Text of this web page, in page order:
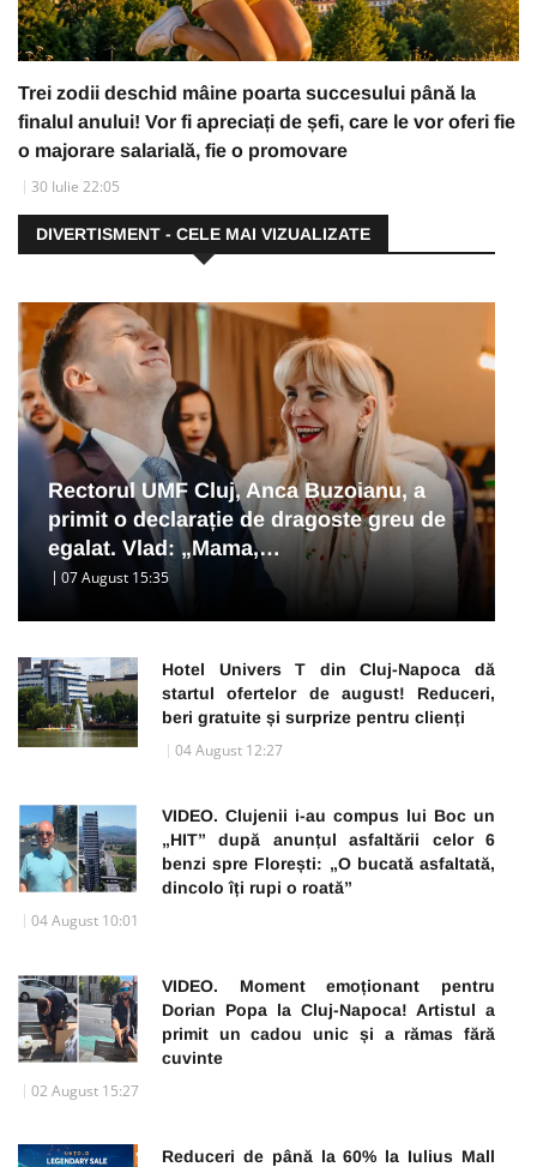
Trei zodii deschid mâine poarta succesului până la
finalul anului! Vor fi apreciați de șefi, care le vor oferi fie
o majorare salarială, fie o promovare
30 Iulie 22:05
DIVERTISMENT - CELE MAI VIZUALIZATE
Rectorul UMF Cluj, Anca Buzoianu, a
primit o declarație de dragoste greu de
egalat. Vlad: „Mama,…
07 August 15:35
Hotel Univers T din Cluj-Napoca dă
startul ofertelor de august! Reduceri,
beri gratuite și surprize pentru clienți
04 August 12:27
VIDEO. Clujenii i-au compus lui Boc un
„HIT” după anunțul asfaltării celor 6
benzi spre Florești: „O bucată asfaltată,
dincolo îți rupi o roată”
04 August 10:01
VIDEO. Moment emoționant pentru
Dorian Popa la Cluj-Napoca! Artistul a
primit un cadou unic și a rămas fără
cuvinte
02 August 15:27
Reduceri de până la 60% la Iulius Mall